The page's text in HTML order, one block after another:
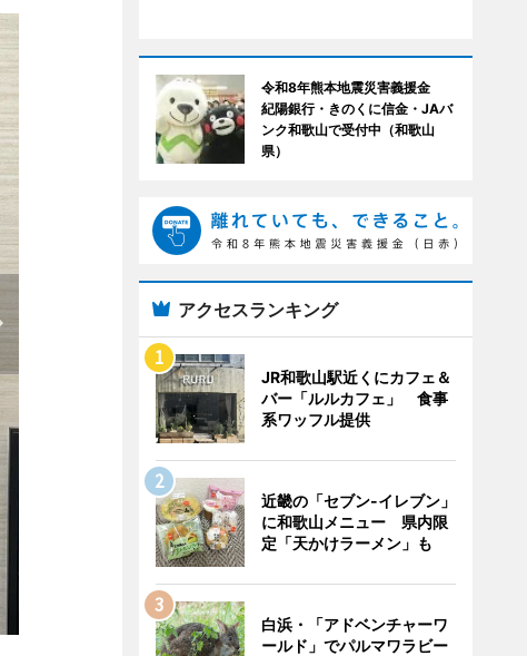
令和8年熊本地震災害義援金
紀陽銀行・きのくに信金・JAバ
ンク和歌山で受付中（和歌山
県）
アクセスランキング
JR和歌山駅近くにカフェ＆
バー「ルルカフェ」 食事
系ワッフル提供
近畿の「セブン-イレブン」
に和歌山メニュー 県内限
定「天かけラーメン」も
白浜・「アドベンチャーワ
ールド」でパルマワラビー